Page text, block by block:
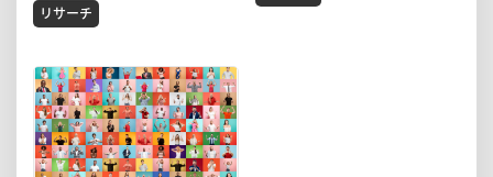
リサーチ